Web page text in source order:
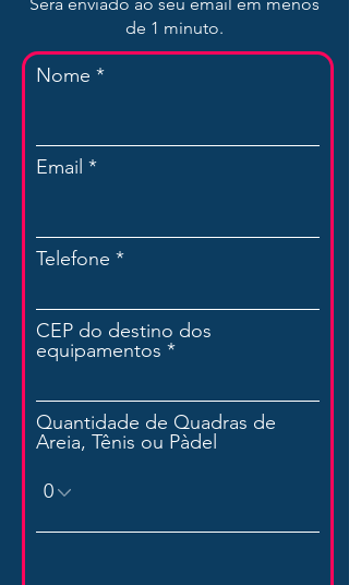
de 1 minuto.
Nome
Email
Telefone
CEP do destino dos
equipamentos
Quantidade de Quadras de
Areia, Tênis ou Pàdel